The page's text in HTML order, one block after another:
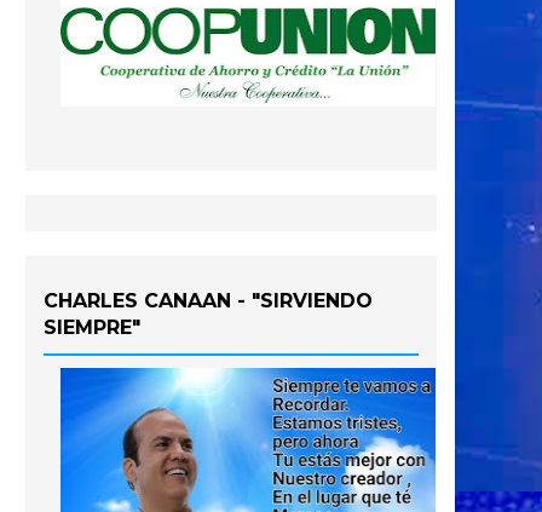
CHARLES CANAAN - "SIRVIENDO
SIEMPRE"